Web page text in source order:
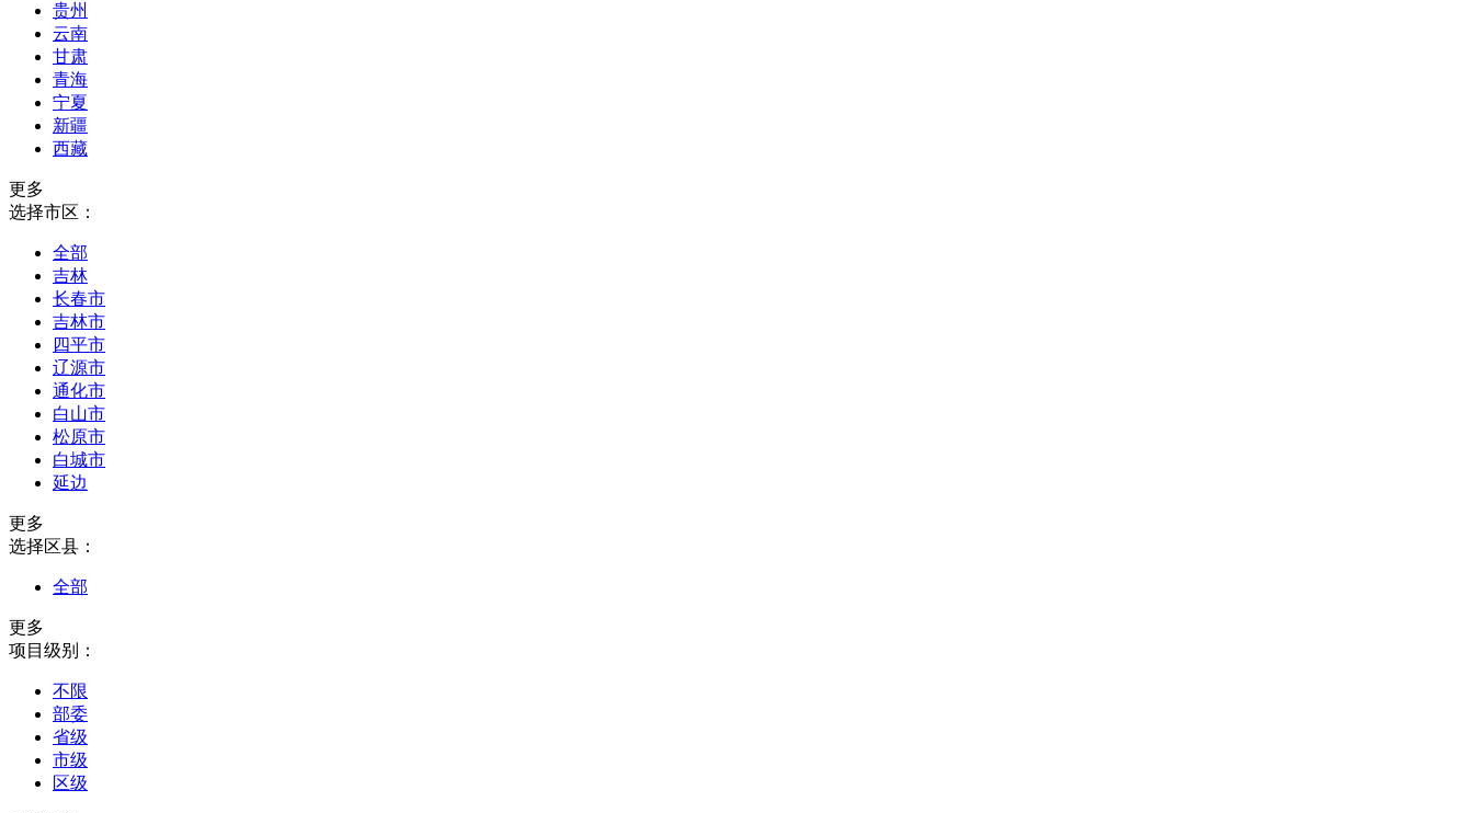
贵州
云南
甘肃
青海
宁夏
新疆
西藏
更多
选择市区：
全部
吉林
长春市
吉林市
四平市
辽源市
通化市
白山市
松原市
白城市
延边
更多
选择区县：
全部
更多
项目级别：
不限
部委
省级
市级
区级